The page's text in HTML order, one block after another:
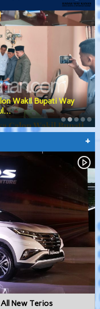
Wakil Bupati Way
+
New Terios